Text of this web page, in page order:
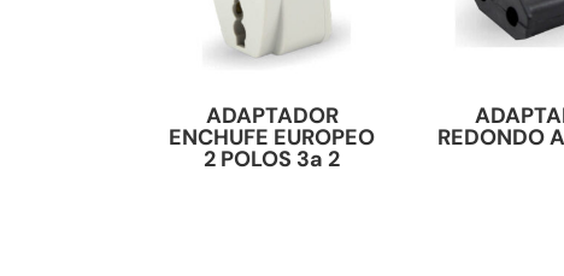
ADAPTADOR
ENCHUFE EUROPEO
2 POLOS 3a 2
REDONDO